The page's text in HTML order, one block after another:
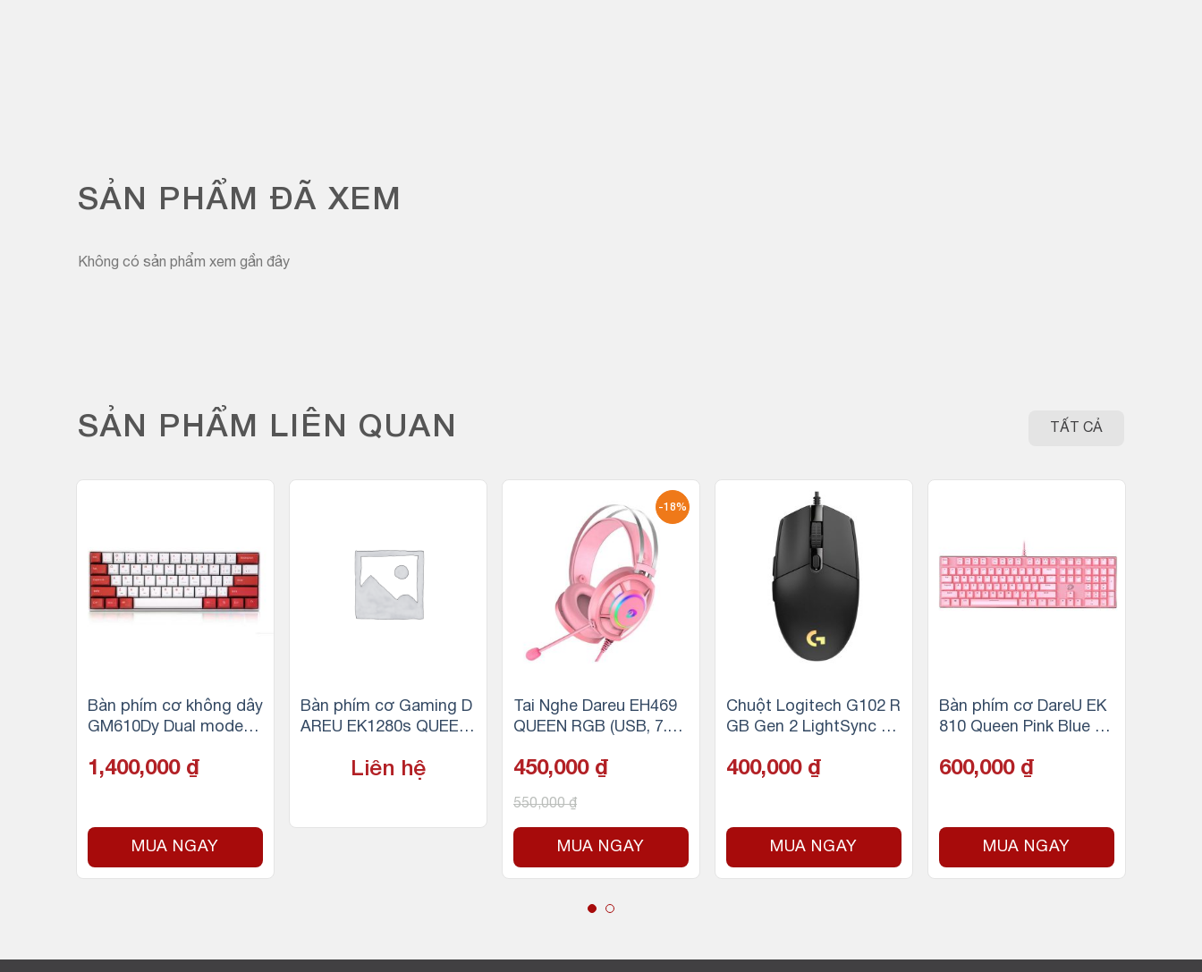
SẢN PHẨM ĐÃ XEM
Không có sản phẩm xem gần đây
SẢN PHẨM LIÊN QUAN TẤT CẢ
Bàn phím cơ không dây
GM610Dy Dual mode –
MX Hotswap socket
1,400,000 ₫
MUA NGAY
Bàn phím cơ Gaming D
AREU EK1280s QUEEN
Liên hệ
-18%
Tai Nghe Dareu EH469
QUEEN RGB (USB, 7.1,
450,000 ₫
550,000₫
MUA NGAY
Chuột Logitech G102 R
GB Gen 2 LightSync –
400,000 ₫
MUA NGAY
Bàn phím cơ DareU EK
810 Queen Pink Blue s
600,000 ₫
MUA NGAY